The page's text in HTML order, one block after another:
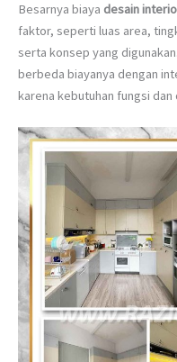
Besarnya biaya desain
faktor, seperti luas area,
serta konsep yang
berbeda biayanya dengan
karena kebutuhan fungsi